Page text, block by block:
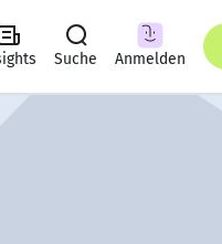
Suche Anmelden